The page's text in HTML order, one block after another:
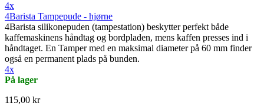
4x
4Barista Tampepude - hjørne
4Barista silikonepuden (tampestation) beskytter perfekt både
kaffemaskinens håndtag og bordpladen, mens kaffen presses ind i
håndtaget. En Tamper med en maksimal diameter på 60 mm finder
også en permanent plads på bunden.
4x
På lager
115,00 kr